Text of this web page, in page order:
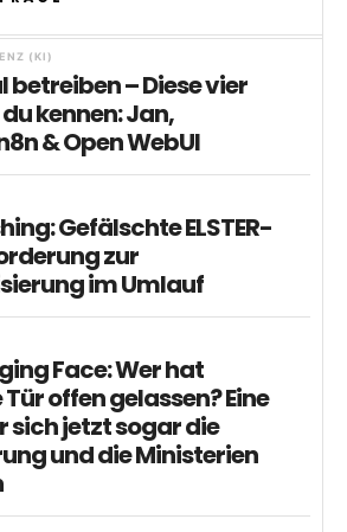
(KI)
betreiben – Diese vier
kennen: Jan,
& Open WebUI
Gefälschte ELSTER-
zur
im Umlauf
Face: Wer hat
offen gelassen? Eine
sich jetzt sogar die
und die Ministerien